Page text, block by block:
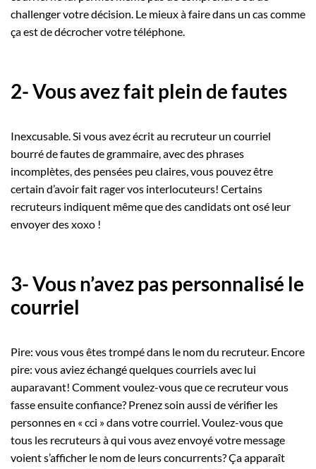
challenger votre décision. Le mieux à faire dans un cas comme
ça est de décrocher votre téléphone.
2- Vous avez fait plein de fautes
Inexcusable. Si vous avez écrit au recruteur un courriel
bourré de fautes de grammaire, avec des phrases
incomplètes, des pensées peu claires, vous pouvez être
certain d’avoir fait rager vos interlocuteurs! Certains
recruteurs indiquent même que des candidats ont osé leur
envoyer des xoxo !
3- Vous n’avez pas personnalisé le
courriel
Pire: vous vous êtes trompé dans le nom du recruteur. Encore
pire: vous aviez échangé quelques courriels avec lui
auparavant! Comment voulez-vous que ce recruteur vous
fasse ensuite confiance? Prenez soin aussi de vérifier les
personnes en « cci » dans votre courriel. Voulez-vous que
tous les recruteurs à qui vous avez envoyé votre message
voient s’afficher le nom de leurs concurrents? Ça apparaît